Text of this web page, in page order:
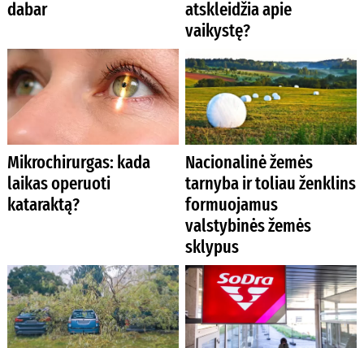
dabar
atskleidžia apie
vaikystę?
Mikrochirurgas: kada
laikas operuoti
kataraktą?
Nacionalinė žemės
tarnyba ir toliau ženklins
formuojamus
valstybinės žemės
sklypus